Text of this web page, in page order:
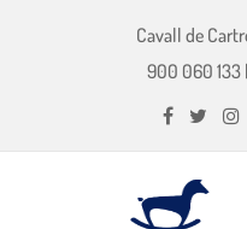
Cavall de
900 060 133|